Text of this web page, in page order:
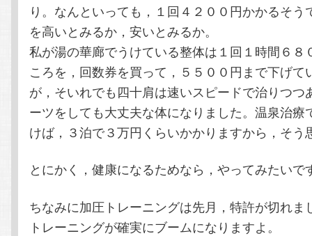
ツ
へ
動
へ
移
り。なんといっても，１回４２００円かかるそう
を高いとみるか，安いとみるか。
私が湯の華廊でうけている整体は１回１時間６８
ころを，回数券を買って，５５００円まで下げて
が，そいれでも四十肩は速いスピードで治りつつ
ーツをしても大丈夫な体になりました。温泉治療
けば，３泊で３万円くらいかかりますから，そう
とにかく，健康になるためなら，やってみたいで
ちなみに加圧トレーニングは先月，特許が切れま
トレーニングが確実にブームになりますよ。